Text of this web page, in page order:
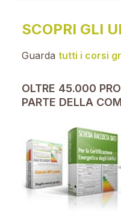
SCOPRI GLI
Guarda tutti i corsi
OLTRE 45.000
PARTE DELLA